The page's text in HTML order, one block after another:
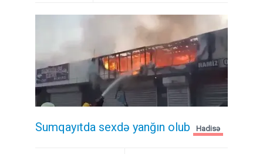
Sumqayıtda sexdə yanğın olub Hadisə